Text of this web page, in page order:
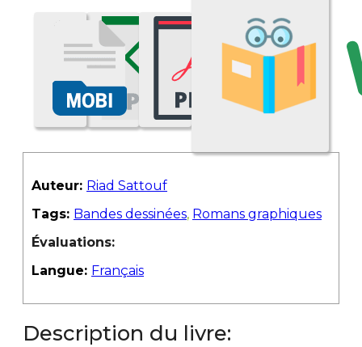
Auteur: Riad Sattouf
Tags: Bandes dessinées, Romans graphiques
Évaluations:
Langue: Français
Description du livre: